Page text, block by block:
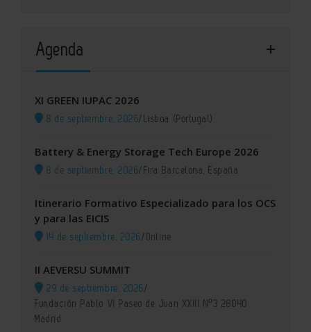
Agenda
XI GREEN IUPAC 2026
8 de septiembre, 2026/Lisboa (Portugal)
Battery & Energy Storage Tech Europe 2026
8 de septiembre, 2026/Fira Barcelona, España
Itinerario Formativo Especializado para los OCS
y para las EICIS
14 de septiembre, 2026/Online
II AEVERSU SUMMIT
29 de septiembre, 2026/
Fundación Pablo VI Paseo de Juan XXIII Nº3 28040
Madrid